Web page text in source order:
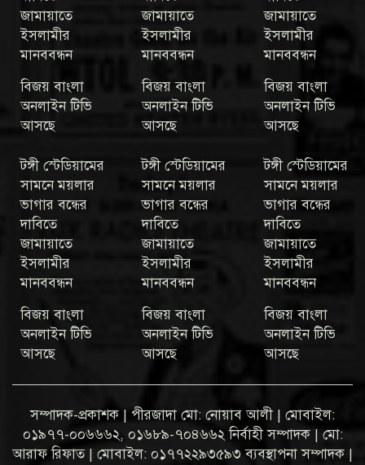
জামায়াতে
ইসলামীর
মানববন্ধন
বিজয় বাংলা
অনলাইন টিভি
আসছে
জামায়াতে
ইসলামীর
মানববন্ধন
বিজয় বাংলা
অনলাইন টিভি
আসছে
জামায়াতে
ইসলামীর
মানববন্ধন
বিজয় বাংলা
অনলাইন টিভি
আসছে
টঙ্গী স্টেডিয়ামের
সামনে ময়লার
ভাগার বন্ধের
দাবিতে
জামায়াতে
ইসলামীর
মানববন্ধন
বিজয় বাংলা
অনলাইন টিভি
আসছে
টঙ্গী স্টেডিয়ামের
সামনে ময়লার
ভাগার বন্ধের
দাবিতে
জামায়াতে
ইসলামীর
মানববন্ধন
বিজয় বাংলা
অনলাইন টিভি
আসছে
টঙ্গী স্টেডিয়ামের
সামনে ময়লার
ভাগার বন্ধের
দাবিতে
জামায়াতে
ইসলামীর
মানববন্ধন
বিজয় বাংলা
অনলাইন টিভি
আসছে
সম্পাদক-প্রকাশক | পীরজাদা মো: নোয়াব আলী | মোবাইল:
০১৯৭৭-০০৬৬৬২, ০১৬৮৯-৭০৪৬৬২ নির্বাহী সম্পাদক | মো:
আরাফ রিফাত | মোবাইল: ০১৭৭২২৯৩৫৯৩ ব্যবস্থাপনা সম্পাদক |